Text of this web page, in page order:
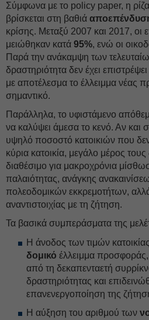
Σύμφωνα με το policy paper, η
βρίσκεται στη βαθιά
κρίσης. Μεταξύ 2007 και 2017, οι
μειώθηκαν κατά 95%, ενώ οι
Παρά την ανάκαμψη των
δραστηριότητα δεν έχει
με αποτέλεσμα το έλλειμμα νέας
σημαντικό.
Παράλληλα, το υφιστάμενο
να καλύψει άμεσα το κενό. Αν και
υψηλό ποσοστό κατοικιών που
κύρια κατοικία, μεγάλο μέρος τους
διαθέσιμο για μακροχρόνια
παλαιότητας, ανάγκης
πολεοδομικών εκκρεμοτήτων,
αναντιστοιχίας με τη ζήτηση.
Τα βασικά συμπεράσματα της
Η άνοδος των τιμών
δομικό έλλειμμα
από τη δεκαπενταετή
δραστηριότητας και
επανενεργοποίηση της
Η αύξηση του αριθμού των